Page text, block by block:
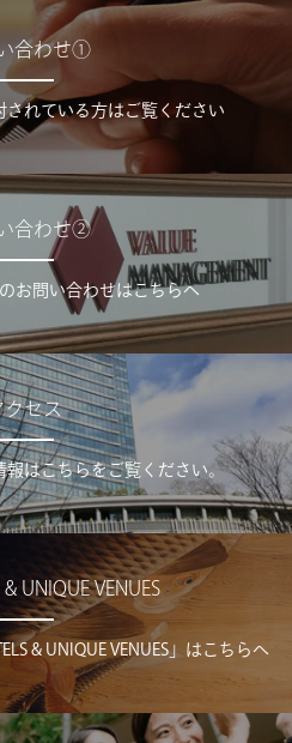
合わせ①
れている方はご覧ください
合わせ②
お問い合わせはこちらへ
クセス
報はこちらをご覧ください。
UNIQUE VENUES
& UNIQUE VENUES」はこちらへ